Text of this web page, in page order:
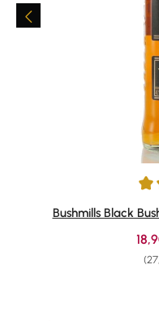
Durchschnittliche
Bushmills Black